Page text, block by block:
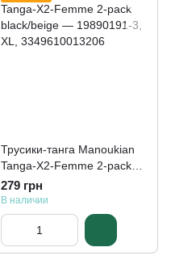
Трусики-танга Manoukian
Tanga-X2-Femme 2-pack
black/beige — 19890191-3
279 грн
В наличии